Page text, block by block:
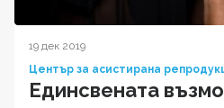
19 дек 2019
Център за асистирана
Единсвената